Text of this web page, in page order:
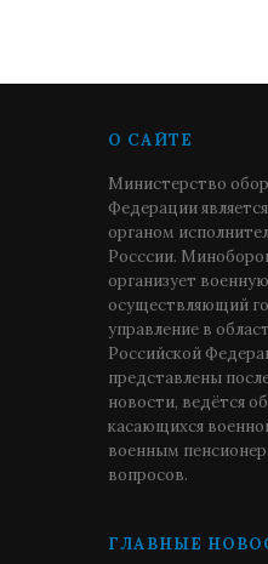
О САЙТЕ
Министерство
Федерации
органом
Росссии.
организует
осуществляющий
управление в
Российской
представлены
новости, ведётся
касающихся
военным
вопросов.
ГЛАВНЫЕ